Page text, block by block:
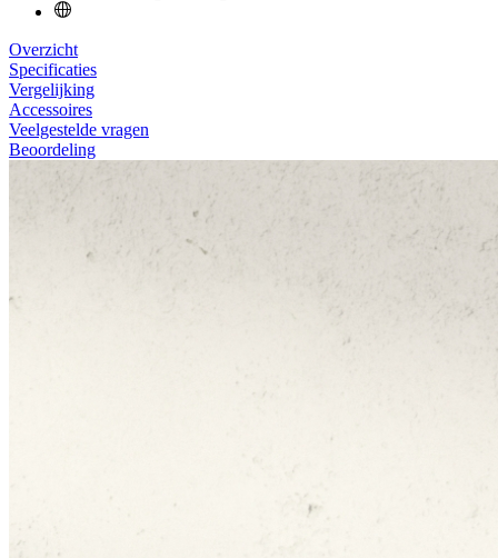
Overzicht
Specificaties
Vergelijking
Accessoires
Veelgestelde vragen
Beoordeling